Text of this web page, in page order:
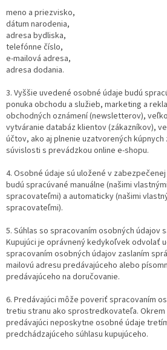
meno a priezvisko,
dátum narodenia,
adresa bydliska,
telefónne číslo,
e-mailová adresa,
adresa dodania.
3. Vyššie uvedené osobné údaje budú
ponuka obchodu a služieb, marketing a
obchodných oznámení (newsletterov),
vytváranie databáz klientov (zákazníkov),
účtov, ako aj plnenie uzatvorených
súvislosti s prevádzkou online e-shopu.
4. Osobné údaje sú uložené v
budú spracúvané manuálne (našimi
spracovateľmi) a automaticky (našimi
spracovateľmi).
5. Súhlas so spracovaním osobných údajov
Kupujúci je oprávnený kedykoľvek odvolať
spracovaním osobných údajov zaslaním
mailovú adresu predávajúceho alebo
predávajúceho na doručovanie.
6. Predávajúci môže poveriť spracovaním
tretiu stranu ako sprostredkovateľa.
predávajúci neposkytne osobné údaje
predchádzajúceho súhlasu kupujúceho.